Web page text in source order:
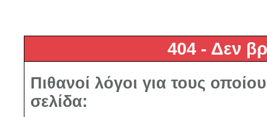
404 - Δεν
Πιθανοί λόγοι για τους
σελίδα: